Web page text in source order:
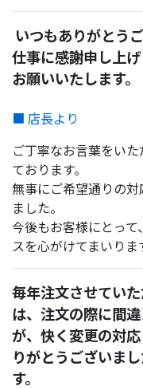
いつもありがとう
仕事に感謝申し上
お願いいたします。
■ 店長より
ご丁寧なお言葉をい
ております。
無事にご希望通りの
ました。
今後もお客様にとっ
スを心がけてまいりま
毎年注文させてい
は、注文の際に間
が、快く変更の対
りがとうございま
す。